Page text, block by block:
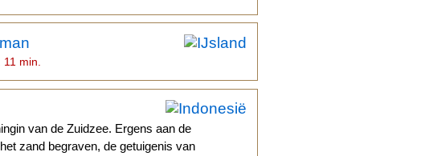
min.
van de Zuidzee. Ergens aan de
zand begraven, de getuigenis van